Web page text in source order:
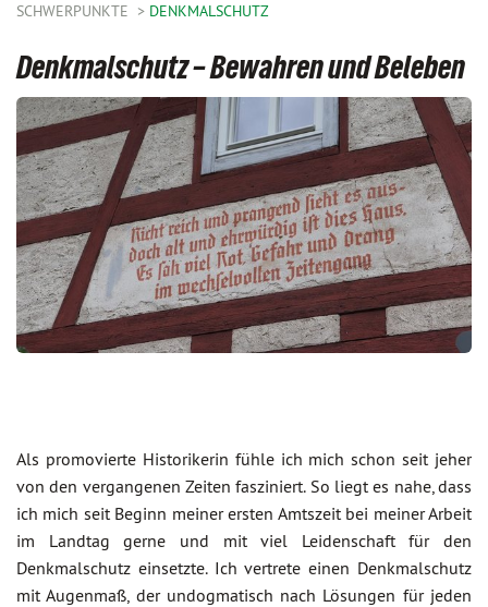
SCHWERPUNKTE DENKMALSCHUTZ
Denkmalschutz – Bewahren und Beleben
Als promovierte Historikerin fühle ich mich schon seit jeher
von den vergangenen Zeiten fasziniert. So liegt es nahe, dass
ich mich seit Beginn meiner ersten Amtszeit bei meiner Arbeit
im Landtag gerne und mit viel Leidenschaft für den
Denkmalschutz einsetzte. Ich vertrete einen Denkmalschutz
mit Augenmaß, der undogmatisch nach Lösungen für jeden